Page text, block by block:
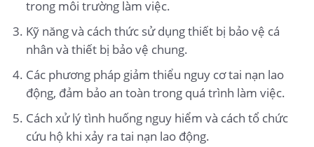
trong môi trường làm việc.
Kỹ năng và cách thức sử dụng thiết bị bảo vệ cá
nhân và thiết bị bảo vệ chung.
Các phương pháp giảm thiểu nguy cơ tai nạn lao
động, đảm bảo an toàn trong quá trình làm việc.
Cách xử lý tình huống nguy hiểm và cách tổ chức
cứu hộ khi xảy ra tai nạn lao động.